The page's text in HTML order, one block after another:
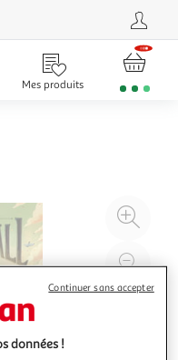
Mes produits
à
données !
Continuer sans accepter